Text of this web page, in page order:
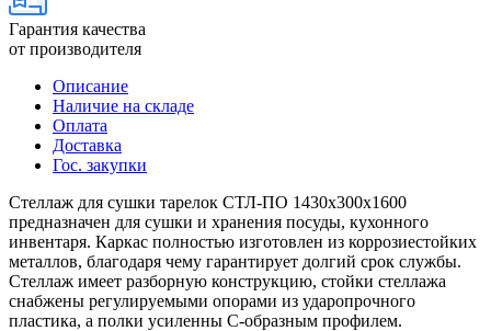
Гарантия качества
от производителя
Описание
Наличие на складе
Оплата
Доставка
Гос. закупки
Стеллаж для сушки тарелок СТЛ-ПО 1430х300х1600
предназначен для сушки и хранения посуды, кухонного
инвентаря. Каркас полностью изготовлен из коррозиестойких
металлов, благодаря чему гарантирует долгий срок службы.
Стеллаж имеет разборную конструкцию, стойки стеллажа
снабжены регулируемыми опорами из ударопрочного
пластика, а полки усиленны С-образным профилем.